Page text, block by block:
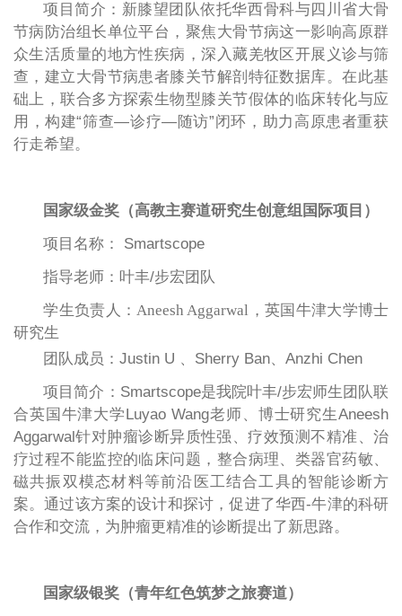
项目简介：新膝望团队依托华西骨科与四川省大骨
节病防治组长单位平台，聚焦大骨节病这一影响高原群
众生活质量的地方性疾病，深入藏羌牧区开展义诊与筛
查，建立大骨节病患者膝关节解剖特征数据库。在此基
础上，联合多方探索生物型膝关节假体的临床转化与应
用，构建“筛查—诊疗—随访”闭环，助力高原患者重获
行走希望。
国家级金奖（高教主赛道研究生创意组国际项目）
项目名称： Smartscope
指导老师：叶丰/步宏团队
学生负责人：Aneesh Aggarwal ，英国牛津大学博士
研究生
团队成员：Justin U 、Sherry Ban、Anzhi Chen
项目简介：Smartscope是我院叶丰/步宏师生团队联
合英国牛津大学Luyao Wang老师、博士研究生Aneesh
Aggarwal针对肿瘤诊断异质性强、疗效预测不精准、治
疗过程不能监控的临床问题，整合病理、类器官药敏、
磁共振双模态材料等前沿医工结合工具的智能诊断方
案。通过该方案的设计和探讨，促进了华西-牛津的科研
合作和交流，为肿瘤更精准的诊断提出了新思路。
国家级银奖（青年红色筑梦之旅赛道）